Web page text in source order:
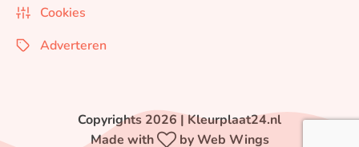
Cookies
Adverteren
Copyrights 2026 | Kleurplaat24.nl
Made with
by Web Wings